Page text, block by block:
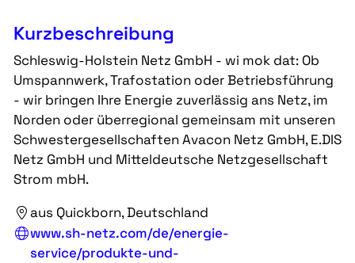
Kurzbeschreibung
Schleswig-Holstein Netz GmbH - wi mok dat: Ob
Umspannwerk, Trafostation oder Betriebsführung
- wir bringen Ihre Energie zuverlässig ans Netz, im
Norden oder überregional gemeinsam mit unseren
Schwestergesellschaften Avacon Netz GmbH, E.DIS
Netz GmbH und Mitteldeutsche Netzgesellschaft
Strom mbH.
aus Quickborn, Deutschland
www.sh-netz.com/de/energie-
service/produkte-und-